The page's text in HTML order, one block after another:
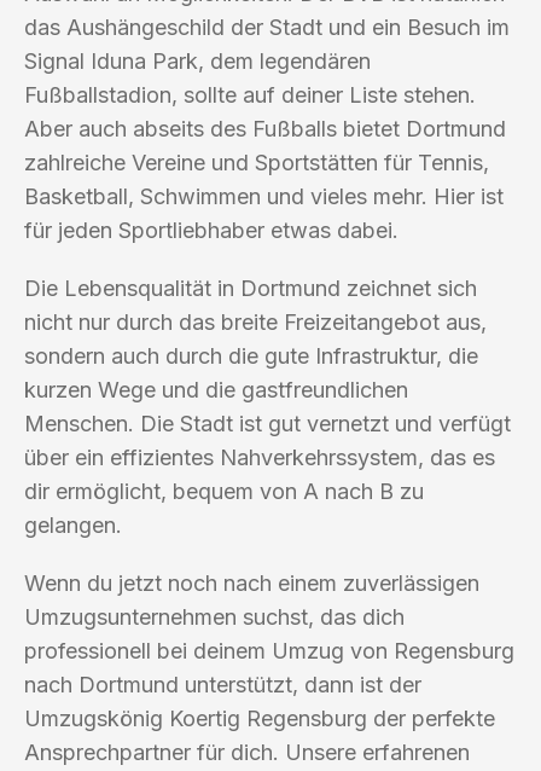
das Aushängeschild der Stadt und ein Besuch im
Signal Iduna Park, dem legendären
Fußballstadion, sollte auf deiner Liste stehen.
Aber auch abseits des Fußballs bietet Dortmund
zahlreiche Vereine und Sportstätten für Tennis,
Basketball, Schwimmen und vieles mehr. Hier ist
für jeden Sportliebhaber etwas dabei.
Die Lebensqualität in Dortmund zeichnet sich
nicht nur durch das breite Freizeitangebot aus,
sondern auch durch die gute Infrastruktur, die
kurzen Wege und die gastfreundlichen
Menschen. Die Stadt ist gut vernetzt und verfügt
über ein effizientes Nahverkehrssystem, das es
dir ermöglicht, bequem von A nach B zu
gelangen.
Wenn du jetzt noch nach einem zuverlässigen
Umzugsunternehmen suchst, das dich
professionell bei deinem Umzug von Regensburg
nach Dortmund unterstützt, dann ist der
Umzugskönig Koertig Regensburg der perfekte
Ansprechpartner für dich. Unsere erfahrenen